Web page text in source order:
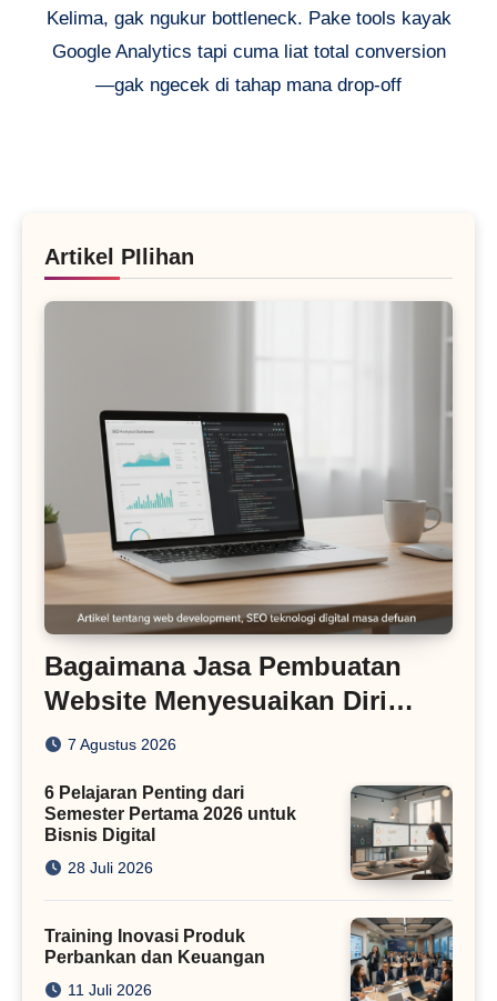
Kelima, gak ngukur bottleneck. Pake tools kayak
Google Analytics tapi cuma liat total conversion
—gak ngecek di tahap mana drop-off
Artikel PIlihan
Bagaimana Jasa Pembuatan
Website Menyesuaikan Diri
dengan Algoritma SEO Masa
7 Agustus 2026
6 Pelajaran Penting dari
Semester Pertama 2026 untuk
Bisnis Digital
28 Juli 2026
Training Inovasi Produk
Perbankan dan Keuangan
11 Juli 2026